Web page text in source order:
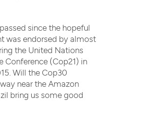
since the hopeful
was endorsed by almost
the United Nations
Conference (Cop21) in
Will the Cop30
near the Amazon
bring us some good